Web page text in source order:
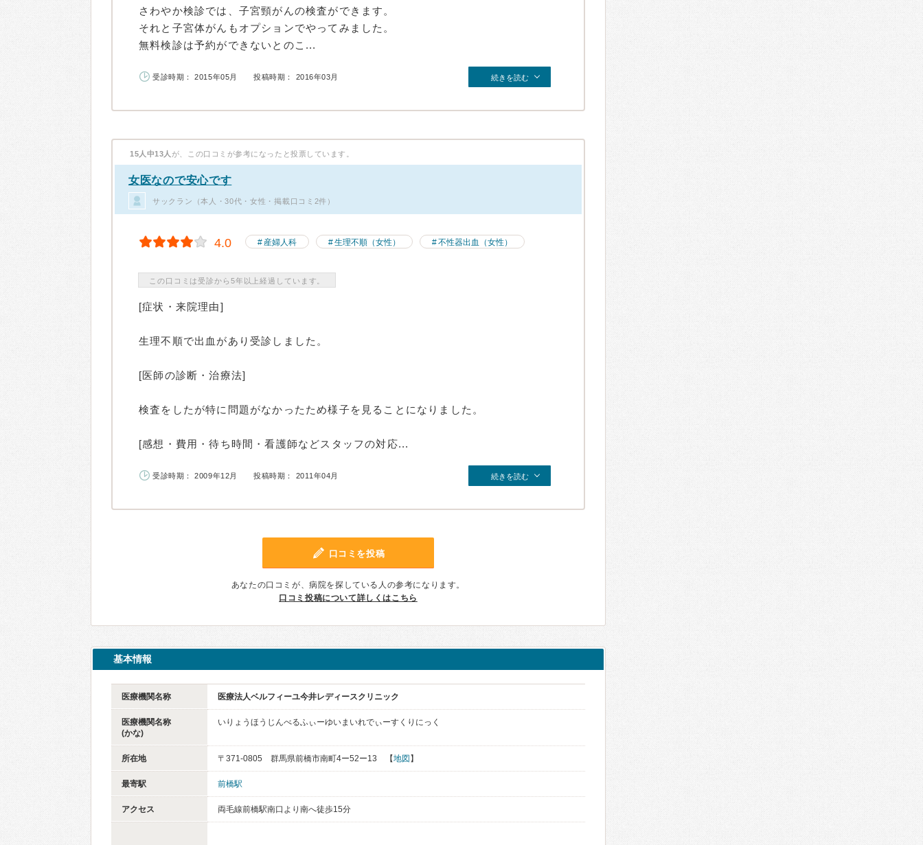
さわやか検診では、子宮頸がんの検査ができます。
それと子宮体がんもオプションでやってみました。
無料検診は予約ができないとのこ...
受診時期： 2015年05月 投稿時期： 2016年03月 続きを読む
15人中13人 が、この口コミが参考になったと投票しています。
女医なので安心です
サックラン（本人・30代・女性・掲載口コミ2件）
4.0 産婦人科 生理不順（女性） 不性器出血（女性）
この口コミは受診から5年以上経過しています。
[症状・来院理由]
生理不順で出血があり受診しました。
[医師の診断・治療法]
検査をしたが特に問題がなかったため様子を見ることになりました。
[感想・費用・待ち時間・看護師などスタッフの対応...
受診時期： 2009年12月 投稿時期： 2011年04月 続きを読む
口コミを投稿
あなたの口コミが、病院を探している人の参考になります。
口コミ投稿について詳しくはこちら
基本情報
医療機関名称 医療法人ベルフィーユ今井レディースクリニック
医療機関名称
(かな)
いりょうほうじんべるふぃーゆいまいれでぃーすくりにっく
所在地 〒371-0805 群馬県前橋市南町4ー52ー13 【地図 】
最寄駅 前橋駅
アクセス 両毛線前橋駅南口より南へ徒歩15分